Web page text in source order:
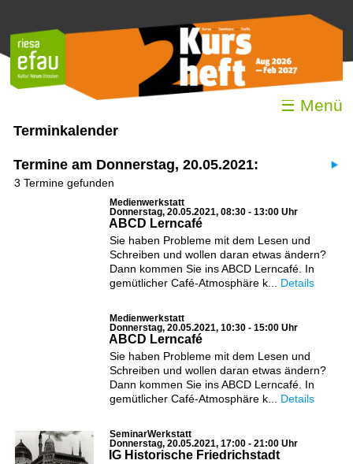
☰ Menü
Terminkalender
Termine am Donnerstag, 20.05.2021:
3 Termine gefunden
Medienwerkstatt
Donnerstag, 20.05.2021, 08:30 - 13:00 Uhr
ABCD Lerncafé
Sie haben Probleme mit dem Lesen und
Schreiben und wollen daran etwas ändern?
Dann kommen Sie ins ABCD Lerncafé. In
gemütlicher Café-Atmosphäre k... Details
Medienwerkstatt
Donnerstag, 20.05.2021, 10:30 - 15:00 Uhr
ABCD Lerncafé
Sie haben Probleme mit dem Lesen und
Schreiben und wollen daran etwas ändern?
Dann kommen Sie ins ABCD Lerncafé. In
gemütlicher Café-Atmosphäre k... Details
SeminarWerkstatt
Donnerstag, 20.05.2021, 17:00 - 21:00 Uhr
IG Historische Friedrichstadt